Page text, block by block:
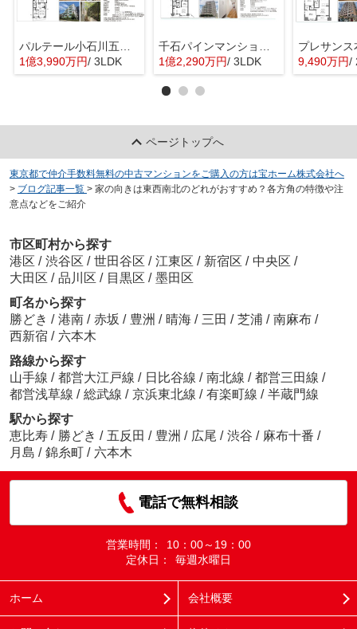
1億3,990万円/ 3LDK
1億2,290万円/ 3LDK 9,490万円/
ページトップへ
東京都で仲介手数料無料の中古マンションをご購入の方は宝ホーム株式会社へ
> ブログ記事一覧 > 家の向きは東西南北のどれがおすすめ？各方角の特徴や注
意点などをご紹介
市区町村から探す
港区 / 渋谷区 / 世田谷区 / 江東区 / 新宿区 / 中央区 /
大田区 / 品川区 / 目黒区 / 墨田区
町名から探す
勝どき / 港南 / 赤坂 / 豊洲 / 晴海 / 三田 / 芝浦 / 南麻布 /
西新宿 / 六本木
路線から探す
山手線 / 都営大江戸線 / 日比谷線 / 南北線 / 都営三田線 /
都営浅草線 / 総武線 / 京浜東北線 / 有楽町線 / 半蔵門線
駅から探す
恵比寿 / 勝どき / 五反田 / 豊洲 / 広尾 / 渋谷 / 麻布十番 /
月島 / 錦糸町 / 六本木
電話で無料相談
営業時間：
10：00～19：00
定休日：
毎週水曜日
ホーム 会社概要